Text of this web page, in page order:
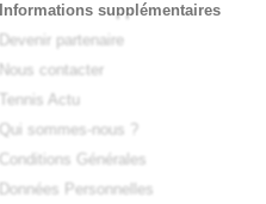
Informations supplémentaires
Devenir partenaire
Nous contacter
Tennis Actu
Qui sommes-nous ?
Conditions Générales
Données Personnelles